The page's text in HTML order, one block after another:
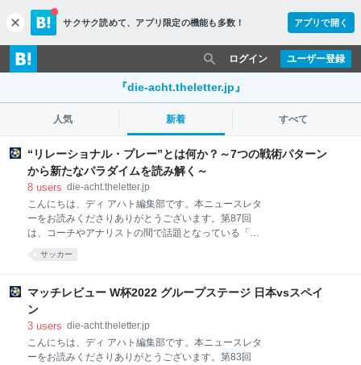
c
l
o
s
サクサク読めて、 アプリ限定の機能も多数！ アプリで開く
ユーザー登録
ログイン
『die-acht.theletter.jp』
人気 新着 すべて
“リレーショナル・プレー”とは何か？～7つの戦術パターン
から新たなパラダイムを読み解く～
8 users die-acht.theletter.jp
こんにちは、ディ アハト編集部です。本ニュースレタ
ーをお読みくださりありがとうございます。第87回
は、コーチやアナリストの間で話題となっている「リ
します。現在のサッカー戦術界では一体何が起こって
登録いただきますとディ アハトの新着記事を毎回メー
ルにてお送りいたします。ご登録は無料で、ディ アハ
ト編集部以外からのメールが届くことはございませ
ひ下記ボタンよりご登録いただけると幸いです。
サッカー
マッチレビュー W杯2022 グループステージ 日本vsスペイ
ン
3 users die-acht.theletter.jp
こんにちは、ディ アハト編集部です。本ニュースレタ
ーをお読みくださりありがとうございます。第83回